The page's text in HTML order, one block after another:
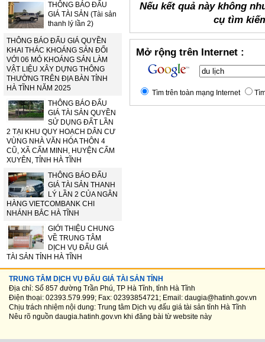
THÔNG BÁO ĐẤU
GIÁ TÀI SẢN (Tài sản
thanh lý lần 2)
THÔNG BÁO ĐẤU GIÁ QUYỀN
KHAI THÁC KHOÁNG SẢN ĐỐI
VỚI 06 MỎ KHOÁNG SẢN LÀM
VẬT LIỆU XÂY DỰNG THÔNG
THƯỜNG TRÊN ĐỊA BÀN TỈNH
HÀ TĨNH NĂM 2025
THÔNG BÁO ĐẤU
GIÁ TÀI SẢN QUYỀN
SỬ DỤNG ĐẤT LẦN
2 TẠI KHU QUY HOẠCH DÂN CƯ
VÙNG NHÀ VĂN HÓA THÔN 4
CŨ, XÃ CẨM MINH, HUYỆN CẨM
XUYÊN, TỈNH HÀ TĨNH
THÔNG BÁO ĐẤU
GIÁ TÀI SẢN THANH
LÝ LẦN 2 CỦA NGÂN
HÀNG VIETCOMBANK CHI
NHÁNH BẮC HÀ TĨNH
GIỚI THIỆU CHUNG
VỀ TRUNG TÂM
DỊCH VỤ ĐẤU GIÁ
TÀI SẢN TỈNH HÀ TĨNH
Nếu kết quả này không
cụ tìm
Mở rộng trên Internet :
Tìm trên toàn mạng Internet
TRUNG TÂM DỊCH VỤ ĐẤU GIÁ TÀI SẢN TỈNH
Địa chỉ: Số 857 đường Trần Phú, TP Hà Tĩnh, tỉnh Hà Tĩnh
Điện thoại: 02393.579.999; Fax: 02393854721; Email: daugia@hatinh.gov.vn
Chịu trách nhiệm nội dung: Trung tâm Dịch vụ đấu giá tài sản tỉnh Hà Tĩnh
Nêu rõ nguồn daugia.hatinh.gov.vn khi đăng bài từ website này